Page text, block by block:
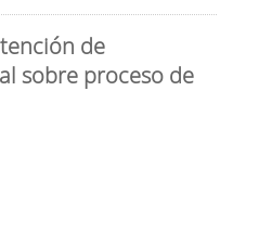
de
sobre proceso de